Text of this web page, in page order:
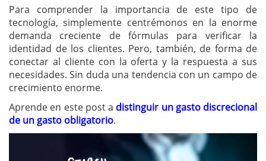
Para comprender la importancia de este tipo de
tecnología, simplemente centrémonos en la enorme
demanda creciente de fórmulas para verificar la
identidad de los clientes. Pero, también, de forma de
conectar al cliente con la oferta y la respuesta a sus
necesidades. Sin duda una tendencia con un campo de
crecimiento enorme.
Aprende en este post a distinguir un gasto discrecional
de un gasto obligatorio.